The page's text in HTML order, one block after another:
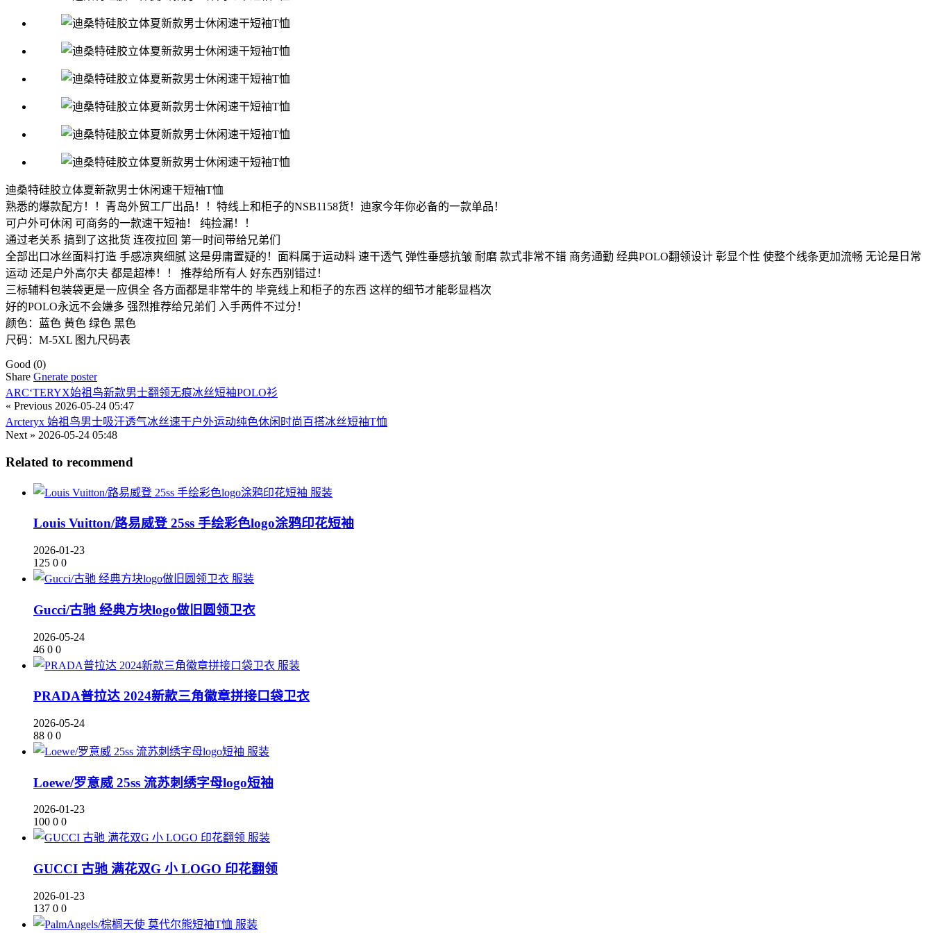
迪桑特硅胶立体夏新款男士休闲速干短袖T恤
熟悉的爆款配方！！青岛外贸工厂出品！！特线上和柜子的NSB1158货！迪家今年你必备的一款单品！
可户外可休闲 可商务的一款速干短袖！ 纯捡漏！！
通过老关系 搞到了这批货 连夜拉回 第一时间带给兄弟们
全部出口冰丝面料打造 手感凉爽细腻 这是毋庸置疑的！面料属于运动料 速干透气 弹性垂感抗皱 耐磨 款式非常不错 商务通勤 经典POLO翻领设计 彰显个性 使整个线条更加流畅 无论是日常
运动 还是户外高尔夫 都是超棒！！ 推荐给所有人 好东西别错过！
三标辅料包装袋更是一应俱全 各方面都是非常牛的 毕竟线上和柜子的东西 这样的细节才能彰显档次
好的POLO永远不会嫌多 强烈推荐给兄弟们 入手两件不过分！
颜色：蓝色 黄色 绿色 黑色
尺码：M-5XL 图九尺码表
Good (0)
Share Gnerate poster
ARC‘TERYX始祖鸟新款男士翻领无痕冰丝短袖POLO衫
« Previous 2026-05-24 05:47
Arcteryx 始祖鸟男士吸汗透气冰丝速干户外运动纯色休闲时尚百搭冰丝短袖T恤
Next » 2026-05-24 05:48
Related to recommend
服装
Louis Vuitton/路易威登 25ss 手绘彩色logo涂鸦印花短袖
2026-01-23
125 0 0
服装
Gucci/古驰 经典方块logo做旧圆领卫衣
2026-05-24
46 0 0
服装
PRADA普拉达 2024新款三角徽章拼接口袋卫衣
2026-05-24
88 0 0
服装
Loewe/罗意威 25ss 流苏刺绣字母logo短袖
2026-01-23
100 0 0
服装
GUCCI 古驰 满花双G 小 LOGO 印花翻领
2026-01-23
137 0 0
服装